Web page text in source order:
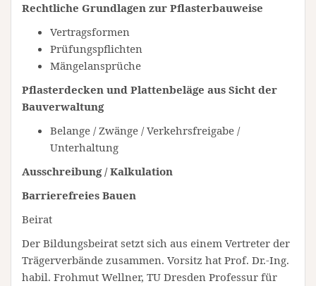
Rechtliche Grundlagen zur Pflasterbauweise
Vertragsformen
Prüfungspflichten
Mängelansprüche
Pflasterdecken und Plattenbeläge aus Sicht der
Bauverwaltung
Belange / Zwänge / Verkehrsfreigabe /
Unterhaltung
Ausschreibung / Kalkulation
Barrierefreies Bauen
Beirat
Der Bildungsbeirat setzt sich aus einem Vertreter der
Trägerverbände zusammen. Vorsitz hat Prof. Dr.-Ing.
habil. Frohmut Wellner, TU Dresden Professur für